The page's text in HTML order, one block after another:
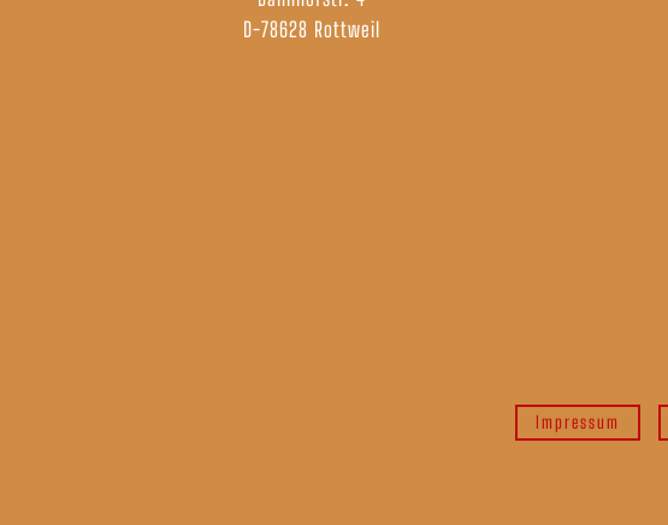
D-78628 Rottweil
Impressum